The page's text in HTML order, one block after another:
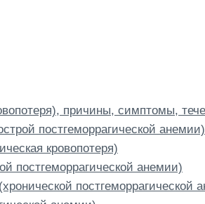
причины, симптомы,
постгеморрагической анемии)
кровопотеря)
постгеморрагической анемии)
постгеморрагической